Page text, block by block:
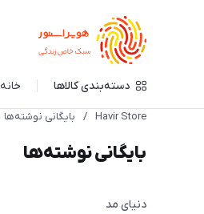
دسته‌بندی کالاها خانه
Havir Store
/ بایگانی نوشته‌ها
بایگانی نوشته‌ها
دنیای مد